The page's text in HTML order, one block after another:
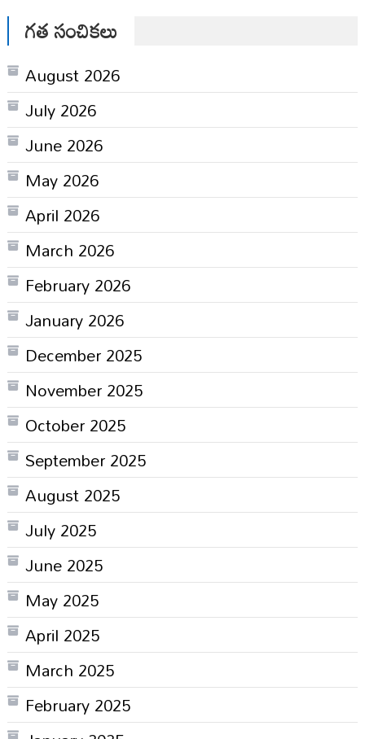
గత సంచికలు
August 2026
July 2026
June 2026
May 2026
April 2026
March 2026
February 2026
January 2026
December 2025
November 2025
October 2025
September 2025
August 2025
July 2025
June 2025
May 2025
April 2025
March 2025
February 2025